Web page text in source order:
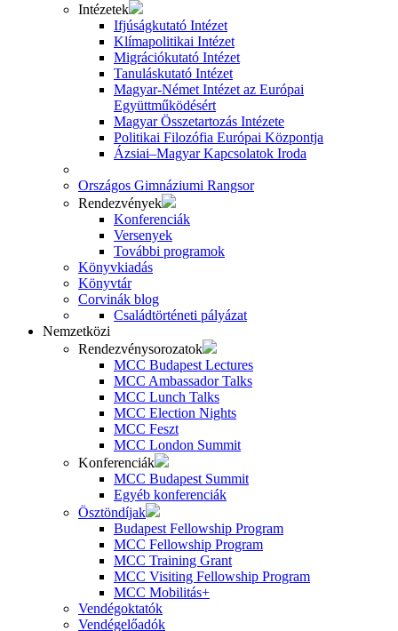
Intézetek
Ifjúságkutató Intézet
Klímapolitikai Intézet
Migrációkutató Intézet
Tanuláskutató Intézet
Magyar-Német Intézet az Európai
Együttműködésért
Magyar Összetartozás Intézete
Politikai Filozófia Európai Központja
Ázsiai–Magyar Kapcsolatok Iroda
Országos Gimnáziumi Rangsor
Rendezvények
Konferenciák
Versenyek
További programok
Könyvkiadás
Könyvtár
Corvinák blog
Családtörténeti pályázat
Nemzetközi
Rendezvénysorozatok
MCC Budapest Lectures
MCC Ambassador Talks
MCC Lunch Talks
MCC Election Nights
MCC Feszt
MCC London Summit
Konferenciák
MCC Budapest Summit
Egyéb konferenciák
Ösztöndíjak
Budapest Fellowship Program
MCC Fellowship Program
MCC Training Grant
MCC Visiting Fellowship Program
MCC Mobilitás+
Vendégoktatók
Vendégelőadók